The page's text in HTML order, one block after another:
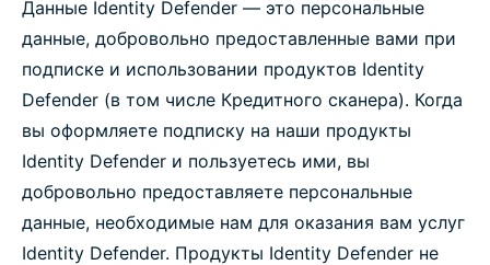
Данные Identity Defender — это персональные
данные, добровольно предоставленные вами при
подписке и использовании продуктов Identity
Defender (в том числе Кредитного сканера). Когда
вы оформляете подписку на наши продукты
Identity Defender и пользуетесь ими, вы
добровольно предоставляете персональные
данные, необходимые нам для оказания вам услуг
Identity Defender. Продукты Identity Defender не